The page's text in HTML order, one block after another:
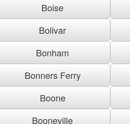
Boise
Bolivar
Bonham
Bonners Ferry
Boone
Booneville